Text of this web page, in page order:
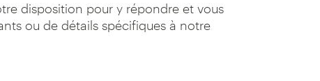
disposition pour y répondre et vous
ou de détails spécifiques à notre